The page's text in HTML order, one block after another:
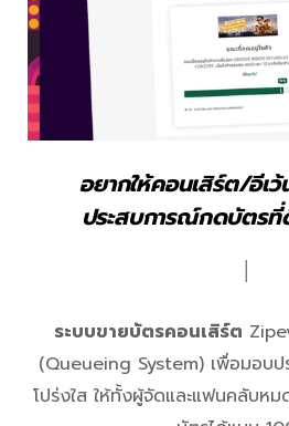
อยากให้คอนเสิร์ต/อีเ
ประสบการณ์กดบัตรที่
ระบบขายบัตรคอนเสิร์ต
(Queueing System) เพื่อมอบป
โปร่งใส ให้ทั้งผู้จัดและแฟนคลับห